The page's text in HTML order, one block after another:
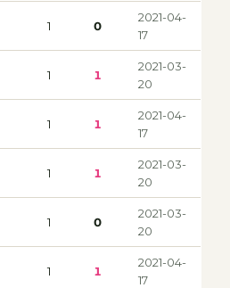
1 0
2021-04-
17
1 1
2021-03-
20
1 1
2021-04-
17
1 1
2021-03-
20
1 0
2021-03-
20
1 1
2021-04-
17